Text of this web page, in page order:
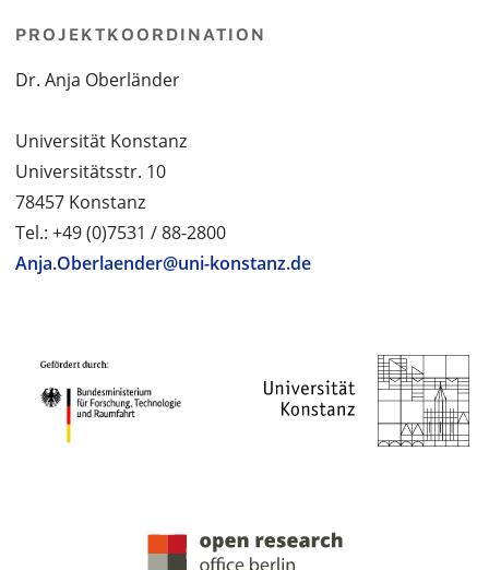
PROJEKTKOORDINATION
Dr. Anja Oberländer
Universität Konstanz
Universitätsstr. 10
78457 Konstanz
Tel.: +49 (0)7531 / 88-2800
Anja.Oberlaender@uni-konstanz.de